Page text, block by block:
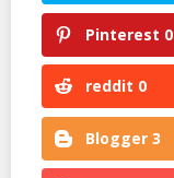
Pinterest 0
reddit 0
Blogger 3